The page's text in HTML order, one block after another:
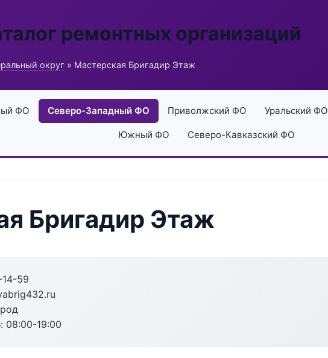
ремонтных организаций
округ » Мастерская Бригадир Этаж
ФО Северо-Западный ФО Приволжский ФО Уральский ФО
Южный ФО Северо-Кавказский ФО
Бригадир Этаж
59
08:00-19:00